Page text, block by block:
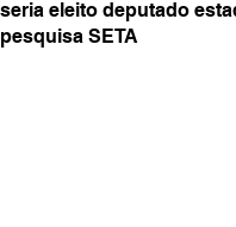
seria eleito deputado
pesquisa SETA